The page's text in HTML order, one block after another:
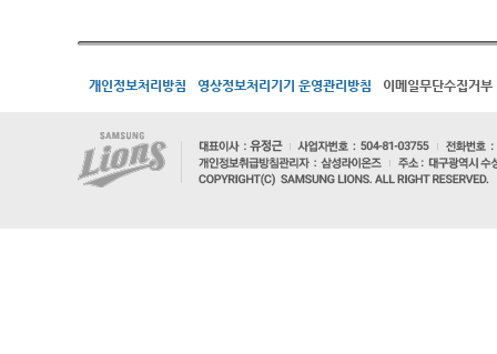
개인정보처리방침 영상정보처리기기 운영관리방침 이메일무단수집거부